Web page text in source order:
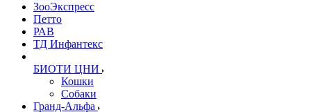
ЗооЭкспресс
Петто
РАВ
ТД Инфантекс
БИОТИ ЦНИ
Кошки
Собаки
Гранд-Альфа